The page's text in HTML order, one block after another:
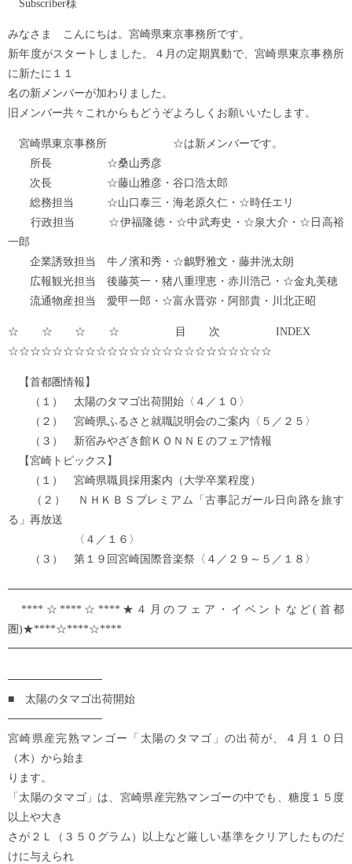
Subscriber様
みなさま こんにちは。宮崎県東京事務所です。
新年度がスタートしました。４月の定期異動で、宮崎県東京事務所
に新たに１１
名の新メンバーが加わりました。
旧メンバー共々これからもどうぞよろしくお願いいたします。
宮崎県東京事務所 ☆は新メンバーです。
所長 ☆桑山秀彦
次長 ☆藤山雅彦・谷口浩太郎
総務担当 ☆山口泰三・海老原久仁・☆時任エリ
行政担当 ☆伊福隆徳・☆中武寿史・☆泉大介・☆日高裕
一郎
企業誘致担当 牛ノ濱和秀・☆鸙野雅文・藤井洸太朗
広報観光担当 後藤英一・猪八重理恵・赤川浩己・☆金丸美穂
流通物産担当 愛甲一郎・☆富永晋弥・阿部貴・川北正昭
☆☆☆☆ 目次 INDEX
☆☆☆☆☆☆☆☆☆☆☆☆☆☆☆☆☆☆☆☆☆☆☆☆
【首都圏情報】
（１） 太陽のタマゴ出荷開始〈４／１０〉
（２） 宮崎県ふるさと就職説明会のご案内〈５／２５〉
（３） 新宿みやざき館ＫＯＮＮＥのフェア情報
【宮崎トピックス】
（１） 宮崎県職員採用案内（大学卒業程度）
（２） ＮＨＫＢＳプレミアム「古事記ガール日向路を旅す
る」再放送
〈４／１６〉
（３） 第１９回宮崎国際音楽祭〈４／２９～５／１８〉
****☆****☆****★４月のフェア・イベントなど(首都
圏)★****☆****☆****
────────────
■ 太陽のタマゴ出荷開始
────────────
宮崎県産完熟マンゴー「太陽のタマゴ」の出荷が、４月１０日
（木）から始ま
ります。
「太陽のタマゴ」は、宮崎県産完熟マンゴーの中でも、糖度１５度
以上や大き
さが２Ｌ（３５０グラム）以上など厳しい基準をクリアしたものだ
けに与えられ